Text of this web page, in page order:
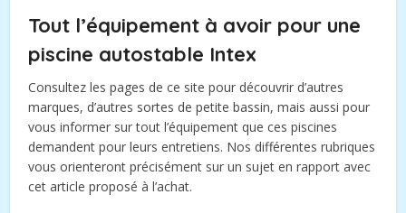
Tout l’équipement à avoir pour une
piscine autostable Intex
Consultez les pages de ce site pour découvrir d’autres
marques, d’autres sortes de petite bassin, mais aussi pour
vous informer sur tout l’équipement que ces piscines
demandent pour leurs entretiens. Nos différentes rubriques
vous orienteront précisément sur un sujet en rapport avec
cet article proposé à l’achat.